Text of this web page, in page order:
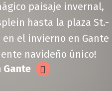
paisaje invernal,
hasta la plaza St.-
en el invierno en Gante
navideño único!
Gan­te